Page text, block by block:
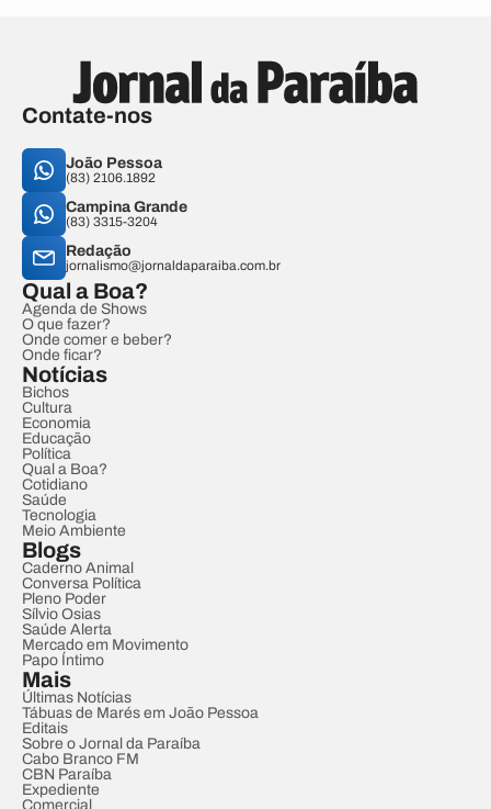
Contate-nos
João Pessoa
(83) 2106.1892
Campina Grande
(83) 3315-3204
Redação
jornalismo@jornaldaparaiba.com.br
Qual a Boa?
Agenda de Shows
O que fazer?
Onde comer e beber?
Onde ficar?
Notícias
Bichos
Cultura
Economia
Educação
Política
Qual a Boa?
Cotidiano
Saúde
Tecnologia
Meio Ambiente
Blogs
Caderno Animal
Conversa Política
Pleno Poder
Sílvio Osias
Saúde Alerta
Mercado em Movimento
Papo Íntimo
Mais
Últimas Notícias
Tábuas de Marés em João Pessoa
Editais
Sobre o Jornal da Paraíba
Cabo Branco FM
CBN Paraíba
Expediente
Comercial